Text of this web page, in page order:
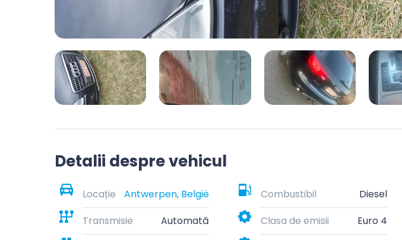
Detalii despre vehicul
Locație Antwerpen, België Combustibil Diesel
Transmisie
Automată Clasa de emisii Euro 4